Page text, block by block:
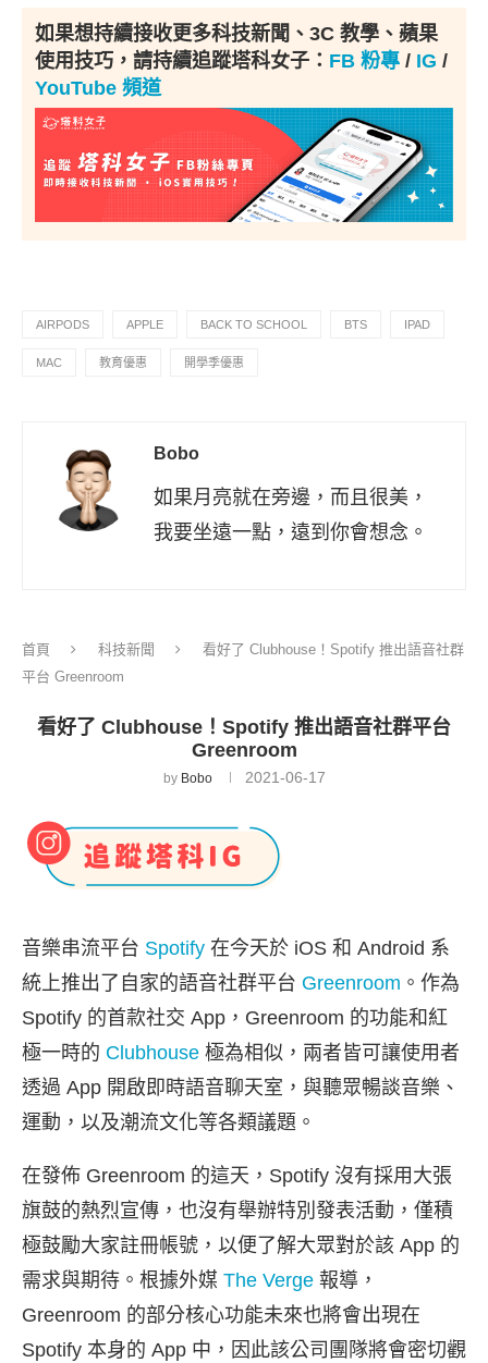
如果想持續接收更多科技新聞、3C 教學、蘋果
使用技巧，請持續追蹤塔科女子： FB 粉專 / IG /
YouTube 頻道
AIRPODS APPLE BACK TO SCHOOL BTS IPAD
MAC 教育優惠 開學季優惠
Bobo
如果月亮就在旁邊，而且很美，
我要坐遠一點，遠到你會想念。
首頁 科技新聞
看好了 Clubhouse！Spotify 推出語音社群
平台 Greenroom
看好了 Clubhouse！Spotify 推出語音社群平台
Greenroom
by Bobo 2021-06-17
音樂串流平台 Spotify 在今天於 iOS 和 Android 系
統上推出了自家的語音社群平台 Greenroom 。作為
Spotify 的首款社交 App，Greenroom 的功能和紅
極一時的 Clubhouse 極為相似，兩者皆可讓使用者
透過 App 開啟即時語音聊天室，與聽眾暢談音樂、
運動，以及潮流文化等各類議題。
在發佈 Greenroom 的這天，Spotify 沒有採用大張
旗鼓的熱烈宣傳，也沒有舉辦特別發表活動，僅積
極鼓勵大家註冊帳號，以便了解大眾對於該 App 的
需求與期待。根據外媒 The Verge 報導，
Greenroom 的部分核心功能未來也將會出現在
Spotify 本身的 App 中，因此該公司團隊將會密切觀